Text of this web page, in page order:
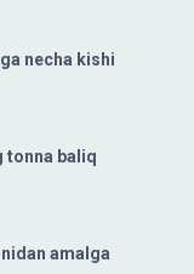
necha kishi
tonna baliq
amalga